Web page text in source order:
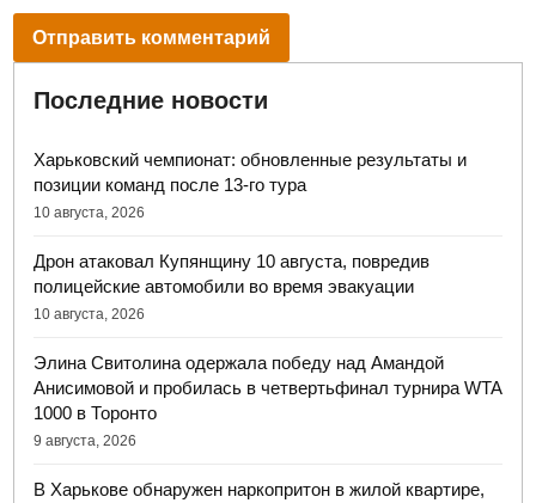
Последние новости
Харьковский чемпионат: обновленные результаты и
позиции команд после 13-го тура
10 августа, 2026
Дрон атаковал Купянщину 10 августа, повредив
полицейские автомобили во время эвакуации
10 августа, 2026
Элина Свитолина одержала победу над Амандой
Анисимовой и пробилась в четвертьфинал турнира WTA
1000 в Торонто
9 августа, 2026
В Харькове обнаружен наркопритон в жилой квартире,